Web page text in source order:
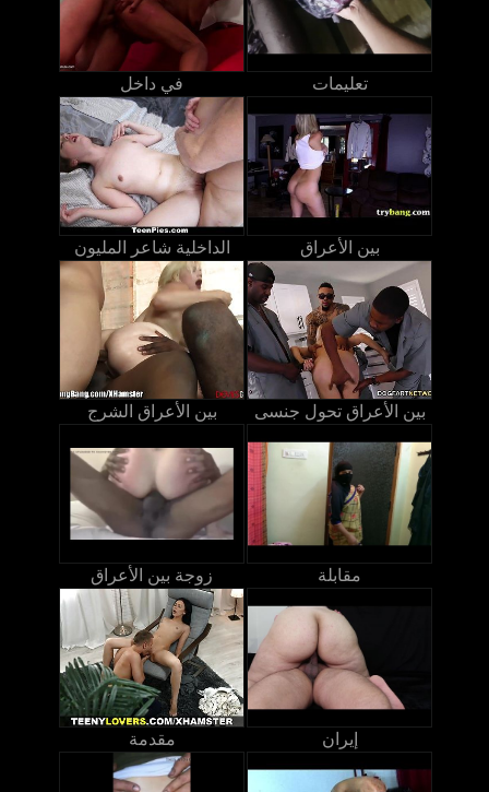
في داخل تعليمات
الداخلية شاعر المليون بين الأعراق
بين الأعراق الشرج بين الأعراق تحول جنسى
زوجة بين الأعراق مقابلة
مقدمة إيران